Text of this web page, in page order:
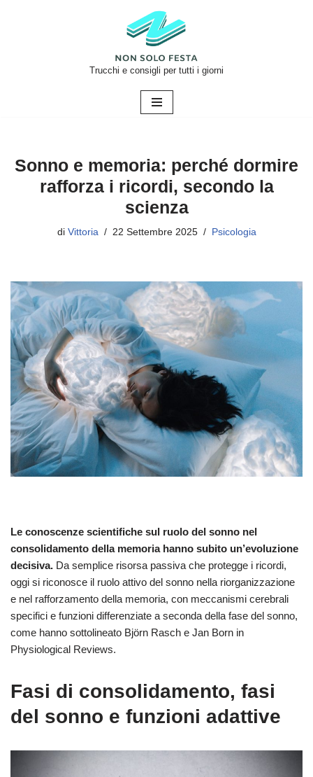
Trucchi e consigli per tutti i giorni
Sonno e memoria: perché dormire
rafforza i ricordi, secondo la
scienza
di Vittoria 22 Settembre 2025 Psicologia
Le conoscenze scientifiche sul ruolo del sonno nel
consolidamento della memoria hanno subito un’evoluzione
decisiva. Da semplice risorsa passiva che protegge i ricordi,
oggi si riconosce il ruolo attivo del sonno nella riorganizzazione
e nel rafforzamento della memoria, con meccanismi cerebrali
specifici e funzioni differenziate a seconda della fase del sonno,
come hanno sottolineato Björn Rasch e Jan Born in
Physiological Reviews.
Fasi di consolidamento, fasi
del sonno e funzioni adattive